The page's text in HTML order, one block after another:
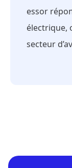
essor
électrique,
secteur